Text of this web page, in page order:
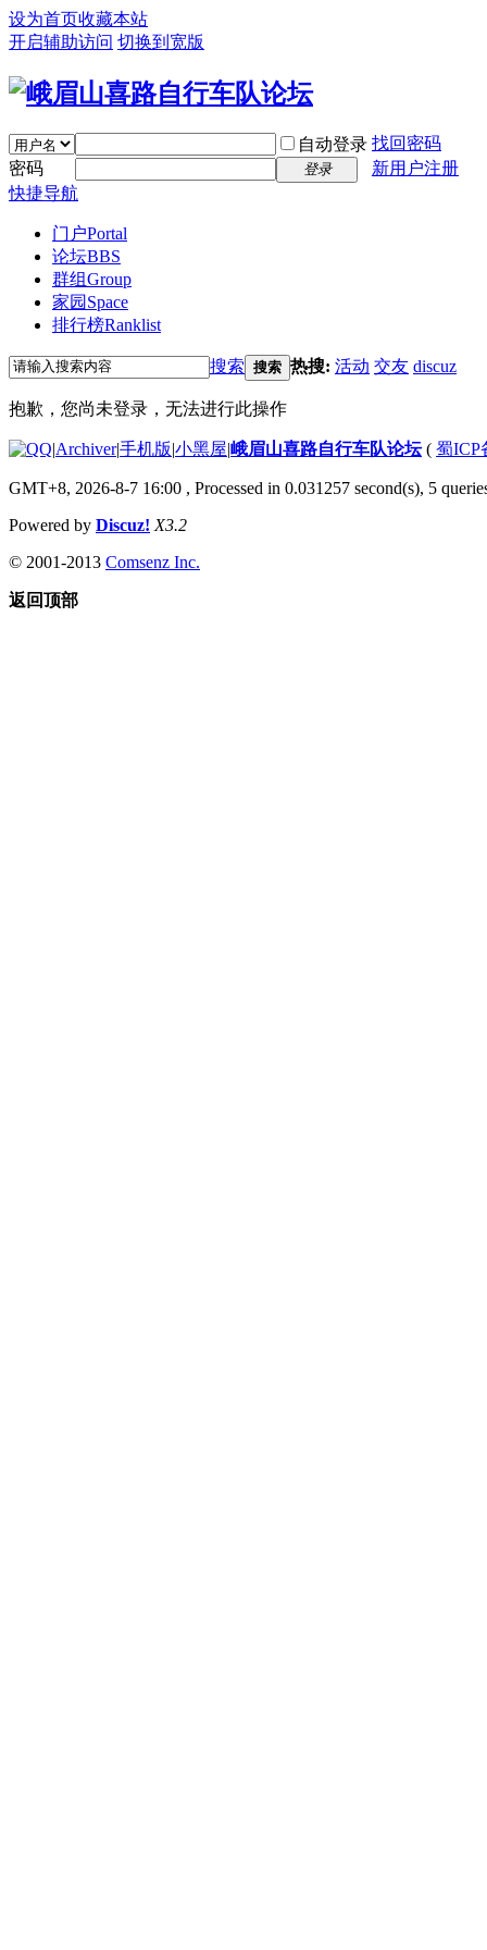
设为首页收藏本站
开启辅助访问 切换到宽版
自动登录 找回密码
密码
登录
新用户注册
快捷导航
门户Portal
论坛BBS
群组Group
家园 Space
排行榜Ranklist
搜索 搜索 热搜: 活动 交友 discuz
抱歉，您尚未登录，无法进行此操作
|Archiver|手机版|小黑屋|峨眉山喜路自行车队论坛( 蜀ICP
GMT+8, 2026-8-7 16:00 , Processed in 0.031257 second(s), 5
Powered by Discuz! X3.2
© 2001-2013 Comsenz Inc.
返回顶部